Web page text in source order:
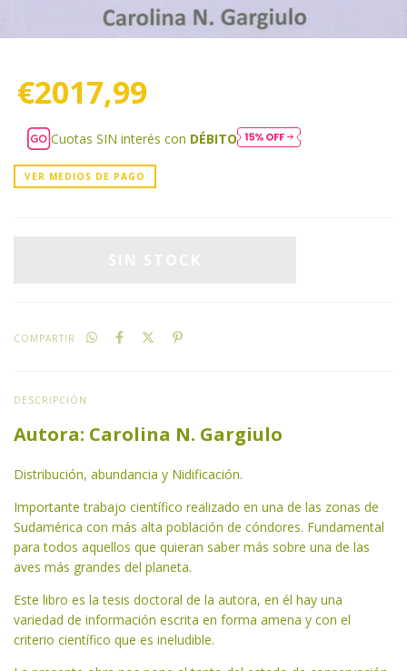
€2017,99
Cuotas SIN interés con DÉBITO
VER MEDIOS DE PAGO
COMPARTIR
DESCRIPCIÓN
Autora: Carolina N. Gargiulo
Distribución, abundancia y Nidificación.
Importante trabajo científico realizado en una de las zonas de
Sudamérica con más alta población de cóndores. Fundamental
para todos aquellos que quieran saber más sobre una de las
aves más grandes del planeta.
Este libro es la tesis doctoral de la autora, en él hay una
variedad de información escrita en forma amena y con el
criterio científico que es ineludible.